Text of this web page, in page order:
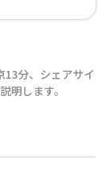
13分、シェアサイ
明します。